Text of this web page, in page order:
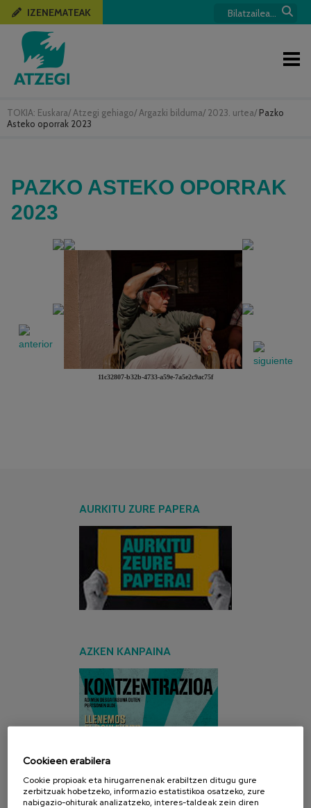
TOKIA: Euskara/ Atzegi gehiago/ Argazki bilduma/ 2023. urtea/ Pazko
Asteko oporrak 2023
IZENEMATEAK
PAZKO ASTEKO OPORRAK
2023
11c32807-b32b-4733-a59e-7a5e2c9ac75f
AURKITU ZURE PAPERA
AZKEN KANPAINA
Cookieen erabilera
Cookie propioak eta hirugarrenenak erabiltzen ditugu gure
zerbitzuak hobetzeko, informazio estatistikoa osatzeko, zure
nabigazio-ohiturak analizatzeko, interes-taldeak zein diren